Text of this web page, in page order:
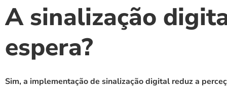
A sinalização
espera?
Sim, a implementação de sinalização digital reduz a